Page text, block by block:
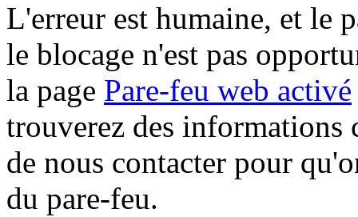
L'erreur est humaine, et le
le blocage n'est pas
la page Pare-feu web activé
trouverez des informations
de nous contacter pour
du pare-feu.